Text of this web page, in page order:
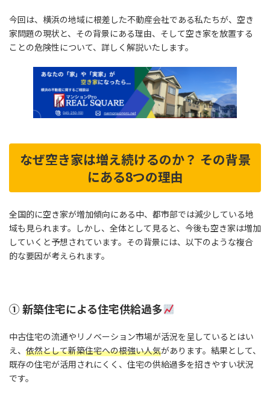
今回は、横浜の地域に根差した不動産会社である私たちが、空き
家問題の現状と、その背景にある理由、そして空き家を放置する
ことの危険性について、詳しく解説いたします。
なぜ空き家は増え続けるのか？ その背景
にある8つの理由
全国的に空き家が増加傾向にある中、都市部では減少している地
域も見られます。しかし、全体として見ると、今後も空き家は増加
していくと予想されています。その背景には、以下のような複合
的な要因が考えられます。
① 新築住宅による住宅供給過多
中古住宅の流通やリノベーション市場が活況を呈しているとはい
え、 依然として新築住宅への根強い人気があります。結果として、
既存の住宅が活用されにくく、住宅の供給過多を招きやすい状況
です。